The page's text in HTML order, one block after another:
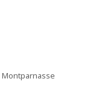
Montparnasse